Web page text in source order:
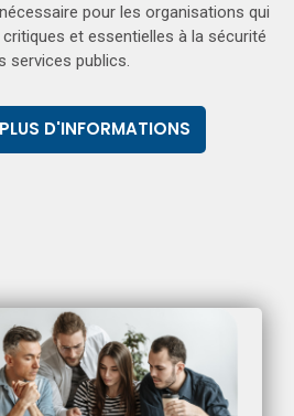
pour les organisations qui
et essentielles à la sécurité
services publics.
D'INFORMATIONS